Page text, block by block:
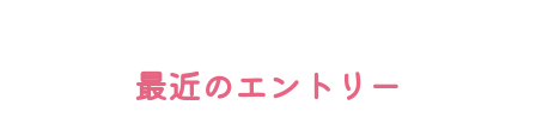
を標的とする治療は原則施行されません。HER2と
最近のエントリー